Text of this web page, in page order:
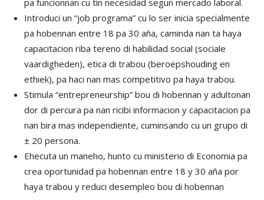
pa funcionnan cu tin necesidad segun mercado laboral.
Introduci un “job programa” cu lo ser inicia specialmente
pa hobennan entre 18 pa 30 aña, caminda nan ta haya
capacitacion riba tereno di habilidad social (sociale
vaardigheden), etica di trabou (beroepshouding en
ethiek), pa haci nan mas competitivo pa haya trabou.
Stimula “entrepreneurship” bou di hobennan y adultonan
dor di percura pa nan ricibi informacion y capacitacion pa
nan bira mas independiente, cuminsando cu un grupo di
± 20 persona.
Ehecuta un maneho, hunto cu ministerio di Economia pa
crea oportunidad pa hobennan entre 18 y 30 aña por
haya trabou y reduci desempleo bou di hobennan